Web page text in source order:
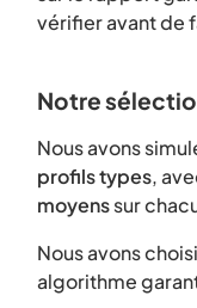
vérifier avant de
Notre
Nous avons
profils types,
moyenssur
Nous avons
algorithme